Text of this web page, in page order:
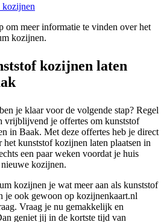
om meer informatie te vinden over het
kozijnen.
kozijnen laten
je klaar voor de volgende stap? Regel
vrijblijvend je offertes om kunststof
in Baak. Met deze offertes heb je direct
kunststof kozijnen laten plaatsen in
een paar weken voordat je huis
kozijnen.
kozijnen je wat meer aan als kunststof
je ook gewoon op kozijnenkaart.nl
Vraag je nu gemakkelijk en
geniet jij in de kortste tijd van